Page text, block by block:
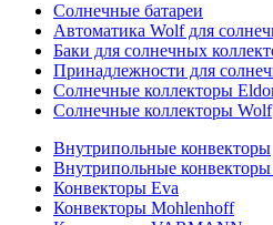
Солнечные батареи
Автоматика Wolf для
Баки для солнечных
Принадлежности для
Солнечные коллекторы
Солнечные коллекторы Wolf
Внутрипольные конвекторы
Внутрипольные конвекторы
Конвекторы Eva
Конвекторы Mohlenhoff